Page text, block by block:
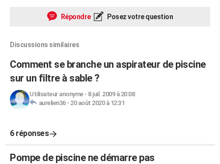
Répondre Posez votre question
Discussions similaires
Comment se branche un aspirateur de piscine
sur un filtre à sable ?
Utilisateur anonyme- 8 juil. 2009 à 20:08
aurelien36- 20 août 2020 à 12:31
6 réponses
Pompe de piscine ne démarre pas